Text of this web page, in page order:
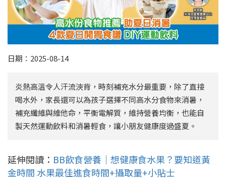
日期：2025-08-14
炎熱高溫令人汗流浹背，時刻補充水分最重要，除了直接
喝水外，家長還可以為孩子選擇不同高水分食物來消暑，
補充纖維與維他命，平衡電解質，維持營養均衡，也能自
製天然運動飲料和消暑輕食，讓小朋友健康度過盛夏。
延伸閱讀： BB飲食營養｜想健康食水果？要知道黃
金時間 水果最佳進食時間+攝取量+小貼士